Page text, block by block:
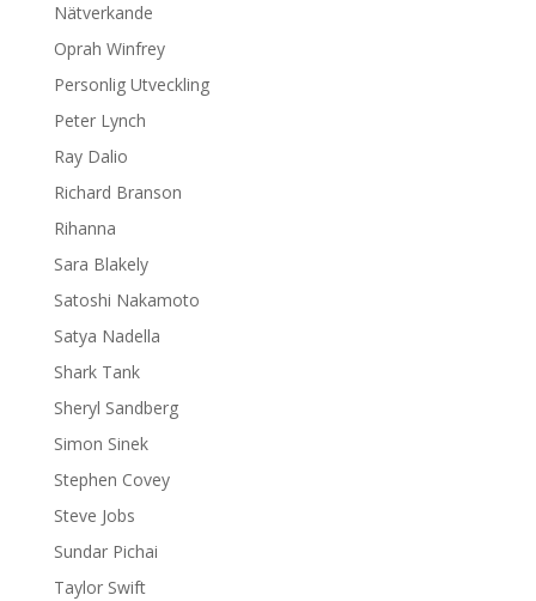
Nätverkande
Oprah Winfrey
Personlig Utveckling
Peter Lynch
Ray Dalio
Richard Branson
Rihanna
Sara Blakely
Satoshi Nakamoto
Satya Nadella
Shark Tank
Sheryl Sandberg
Simon Sinek
Stephen Covey
Steve Jobs
Sundar Pichai
Taylor Swift